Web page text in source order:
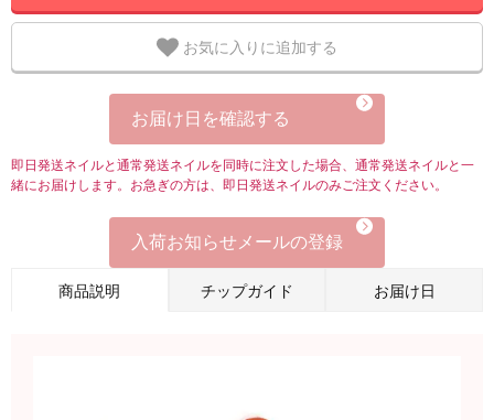
お気に入りに追加する
お届け日を確認する
即日発送ネイルと通常発送ネイルを同時に注文した場合、通常発送ネイルと一
緒にお届けします。お急ぎの方は、即日発送ネイルのみご注文ください。
入荷お知らせメールの登録
商品説明 チップガイド お届け日